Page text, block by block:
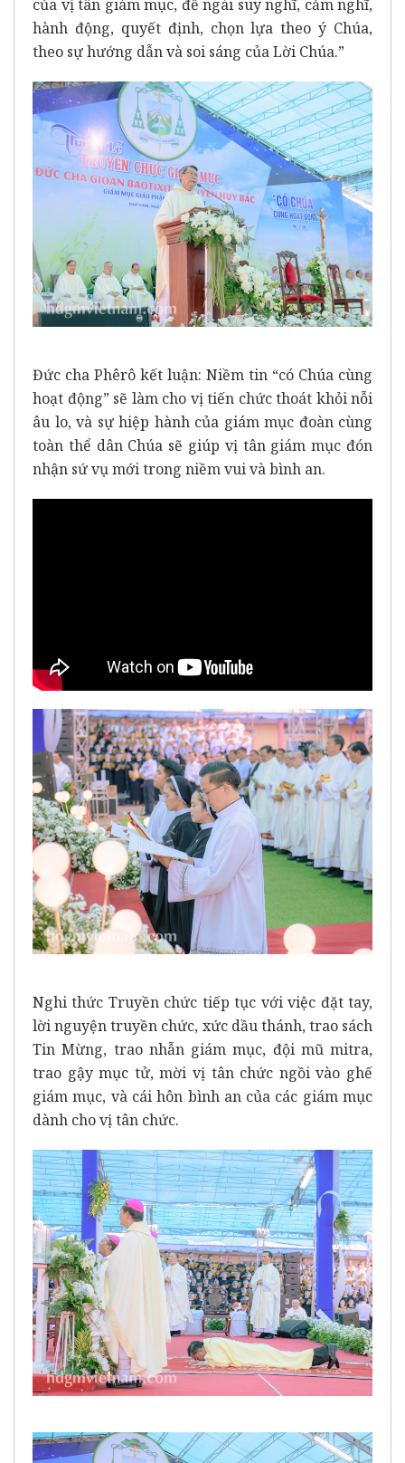
của vị tân giám mục, để ngài suy nghĩ, cảm nghĩ,
hành động, quyết định, chọn lựa theo ý Chúa,
theo sự hướng dẫn và soi sáng của Lời Chúa.”
Đức cha Phêrô kết luận: Niềm tin “có Chúa cùng
hoạt động” sẽ làm cho vị tiến chức thoát khỏi nỗi
âu lo, và sự hiệp hành của giám mục đoàn cùng
toàn thể dân Chúa sẽ giúp vị tân giám mục đón
nhận sứ vụ mới trong niềm vui và bình an.
Nghi thức Truyền chức tiếp tục với việc đặt tay,
lời nguyện truyền chức, xức dầu thánh, trao sách
Tin Mừng, trao nhẫn giám mục, đội mũ mitra,
trao gậy mục tử, mời vị tân chức ngồi vào ghế
giám mục, và cái hôn bình an của các giám mục
dành cho vị tân chức.